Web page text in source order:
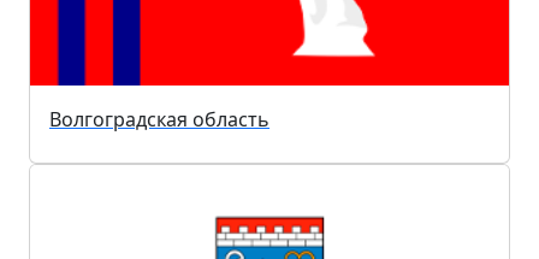
Волгоградская область